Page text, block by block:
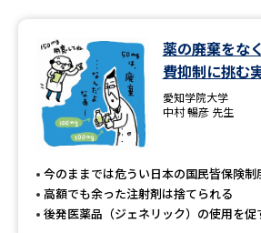
学問のミニ講義「夢ナビ講義」 学問分
学問の教科書 夢ナビ
ユーザーサポート
Ｑ＆Ａ よくあるご質問 大学進学
薬の廃棄をな
費抑制に挑む
愛知学院大学
中村 暢彦 先生
今のままでは危うい日本の国民皆保険制
高額でも余った注射剤は捨てられる
後発医薬品（ジェネリック）の使用を促